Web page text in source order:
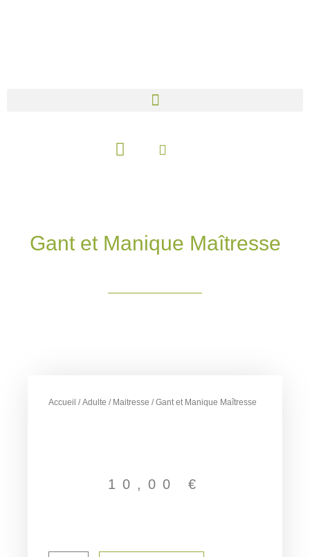
Panier
Gant et Manique Maîtresse
Accueil /Adulte / Maitresse / Gant et Manique Maîtresse
10,00 €